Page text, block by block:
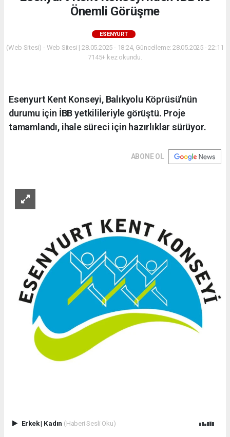
Önemli Görüşme
ESENYURT
(Web Sitesi) - Web Sitesi | 28.05.2025 - 18:24, Güncelleme: 28.05.2025 - 22:11
7145+ kez okundu.
Esenyurt Kent Konseyi, Balıkyolu Köprüsü'nün
durumu için İBB yetkilileriyle görüştü. Proje
tamamlandı, ihale süreci için hazırlıklar sürüyor.
ABONE OL
Erkek| Kadın (Haberi Sesli Oku)